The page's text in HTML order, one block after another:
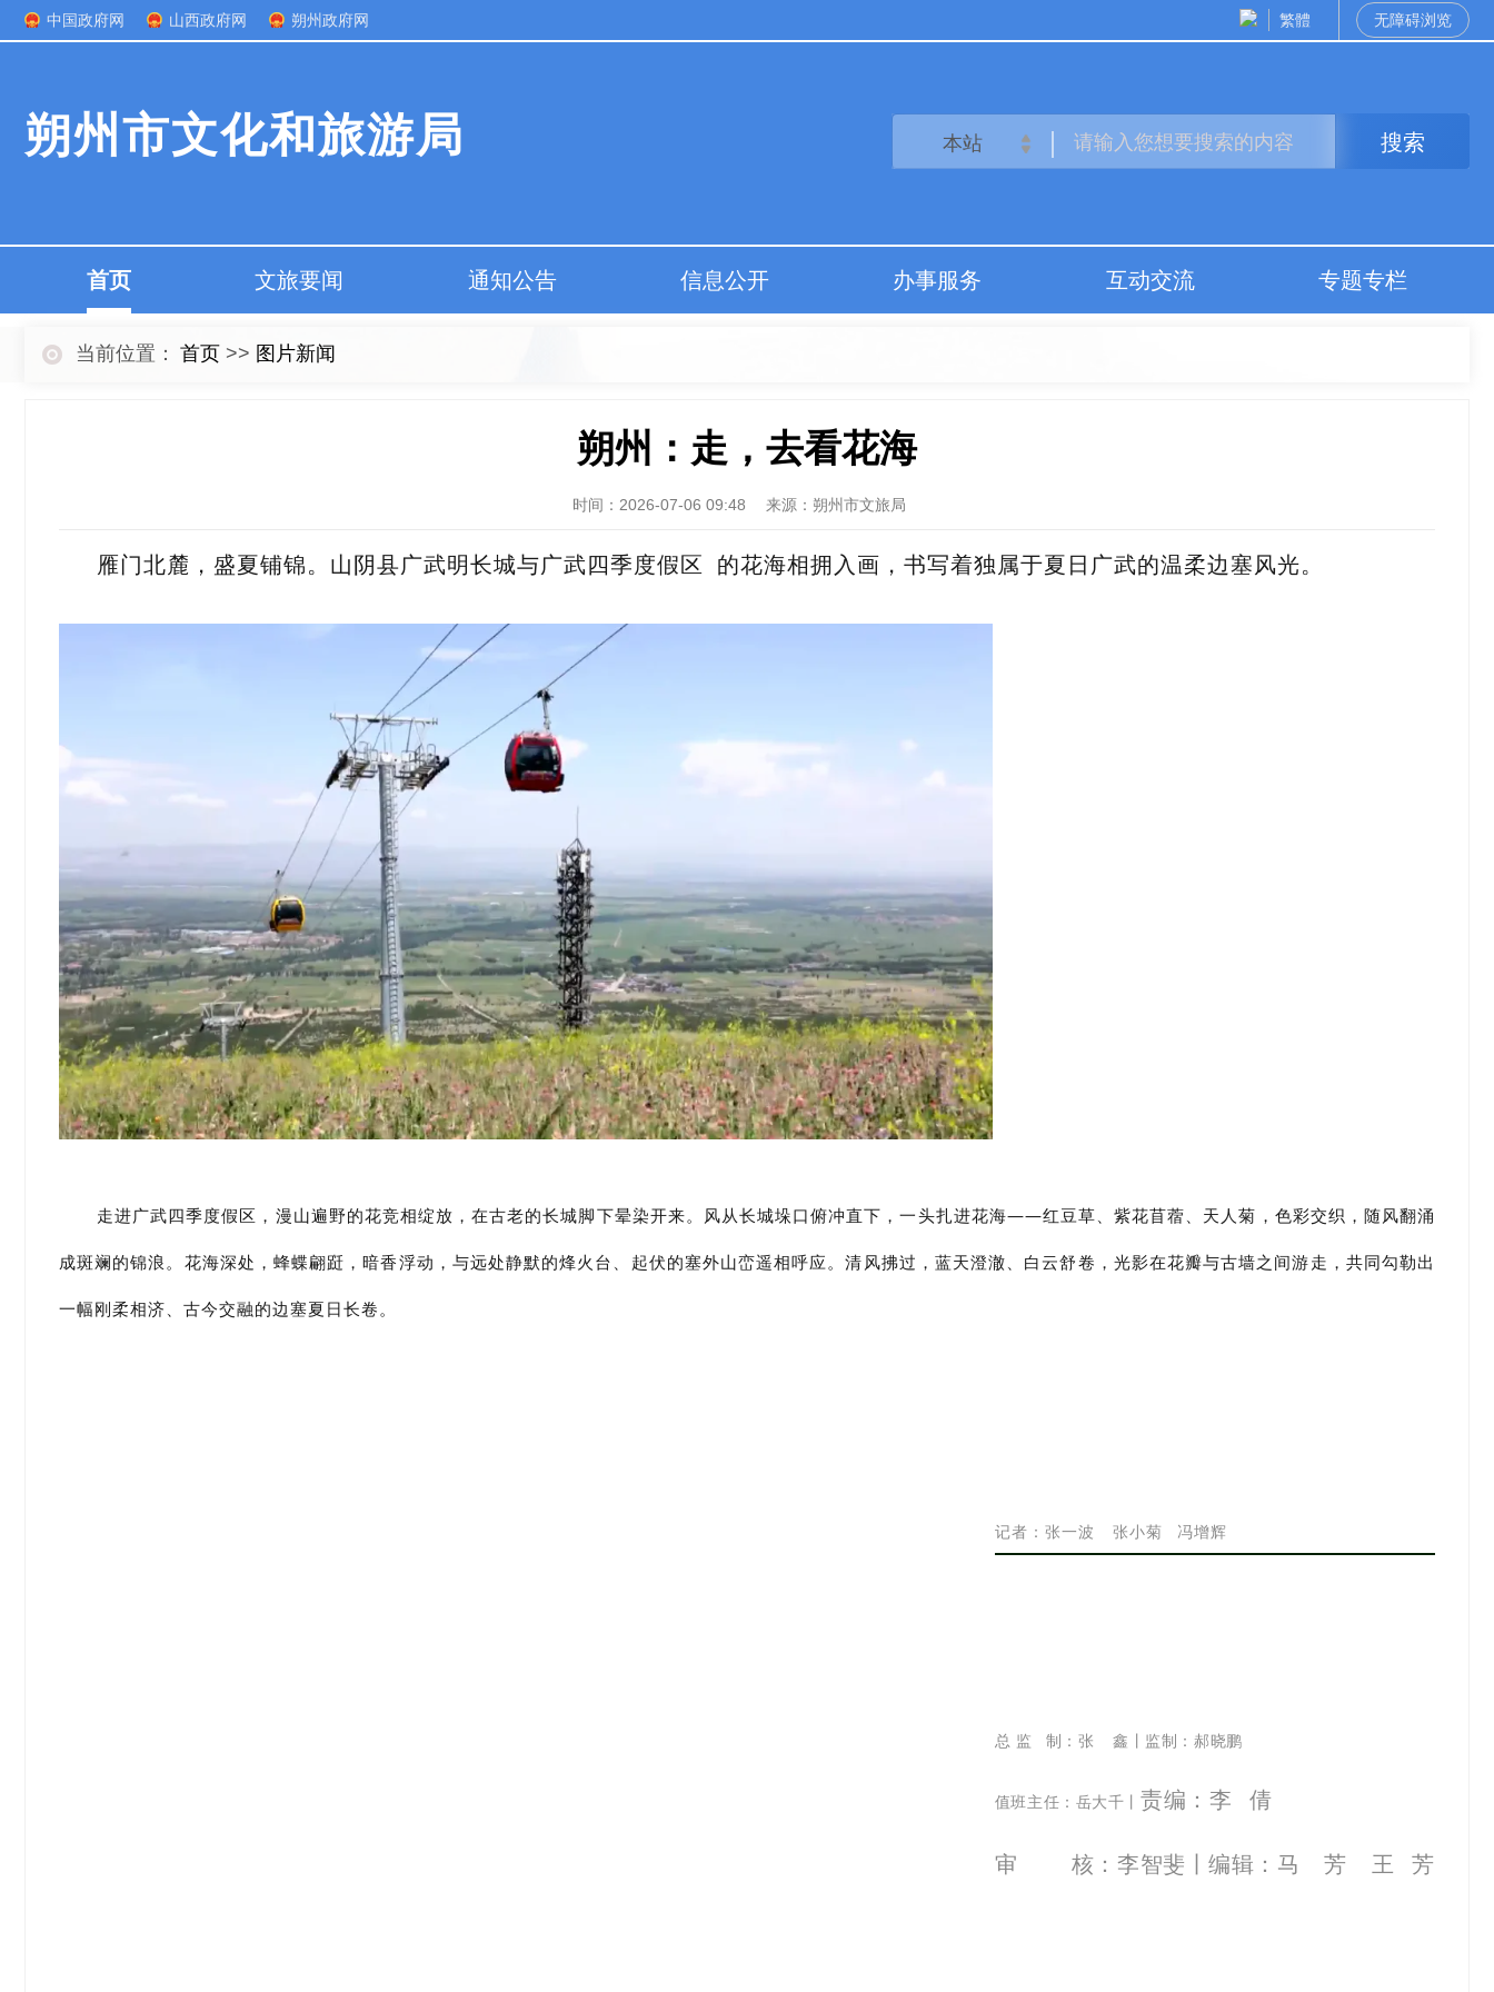
中国政府网 山西政府网 朔州政府网 繁體 无障碍浏览
朔州市文化和旅游局 搜索
首页 文旅要闻 通知公告 信息公开 办事服务 互动交流 专题专栏
当前位置： 首页 >> 图片新闻
朔州：走，去看花海
时间： 2026-07-06 09:48 来源： 朔州市文旅局
雁门北麓，盛夏铺锦。山阴县广武明长城与广武四季度假区 的花海相拥入画，书写着独属于夏日广武的温柔边塞风光。
走进广武四季度假区，漫山遍野的花竞相绽放，在古老的长城脚下晕染开来。风从长城垛口俯冲直下，一头扎进花海——红豆草、紫花苜蓿、天人菊，色彩交织，随风翻涌
成斑斓的锦浪。花海深处，蜂蝶翩跹，暗香浮动，与远处静默的烽火台、起伏的塞外山峦遥相呼应。清风拂过，蓝天澄澈、 白云舒卷，光影在花瓣与古墙之间游走，共同勾勒出
一幅刚柔相济、古今交融的边塞夏日长卷。
记者 ：张一波 张小菊 冯增辉
总 监 制：张 鑫丨监制：郝晓鹏
值班主任：岳大千丨责编： 李 倩
审 核：李智斐 丨编辑：马 芳 王 芳